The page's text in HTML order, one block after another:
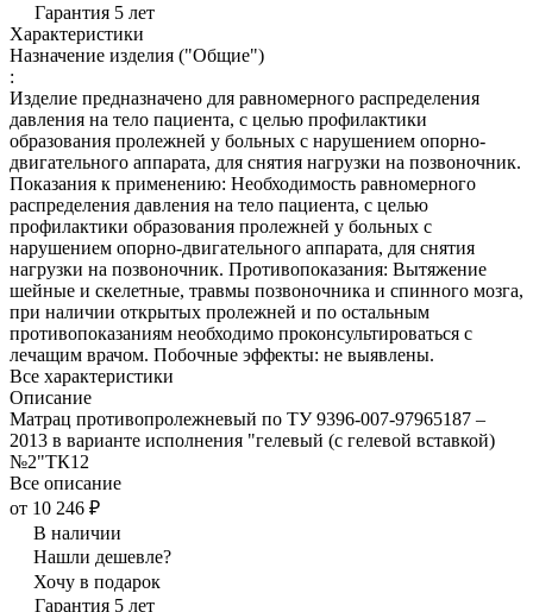
Гарантия 5 лет
Характеристики
Назначение изделия ("Общие")
:
Изделие предназначено для равномерного распределения
давления на тело пациента, с целью профилактики
образования пролежней у больных с нарушением опорно-
двигательного аппарата, для снятия нагрузки на позвоночник.
Показания к применению: Необходимость равномерного
распределения давления на тело пациента, с целью
профилактики образования пролежней у больных с
нарушением опорно-двигательного аппарата, для снятия
нагрузки на позвоночник. Противопоказания: Вытяжение
шейные и скелетные, травмы позвоночника и спинного мозга,
при наличии открытых пролежней и по остальным
противопоказаниям необходимо проконсультироваться с
лечащим врачом. Побочные эффекты: не выявлены.
Все характеристики
Описание
Матрац противопролежневый по ТУ 9396-007-97965187 –
2013 в варианте исполнения "гелевый (с гелевой вставкой)
№2"ТК12
Все описание
от 10 246 ₽
В наличии
Нашли дешевле?
Хочу в подарок
Гарантия 5 лет